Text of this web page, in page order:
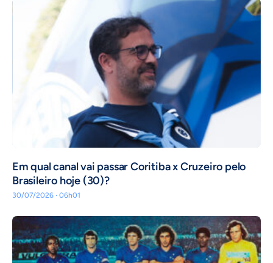
Em qual canal vai passar Coritiba x Cruzeiro pelo
Brasileiro hoje (30)?
30/07/2026 · 06h01